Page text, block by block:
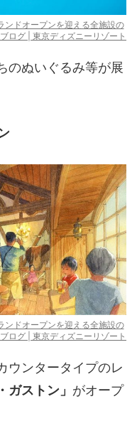
ンドオープンを迎える全施設の
ログ | 東京ディズニーリゾート
のぬいぐるみ等が展
ンドオープンを迎える全施設の
ログ | 東京ディズニーリゾート
ウンタータイプのレ
ガストン」 がオープ